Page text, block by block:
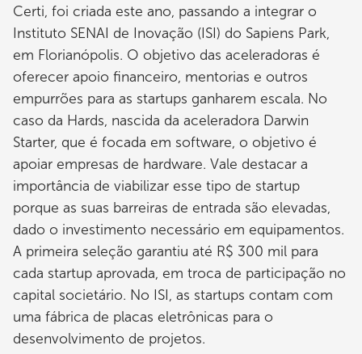
Certi, foi criada este ano, passando a integrar o
Instituto SENAI de Inovação (ISI) do Sapiens Park,
em Florianópolis. O objetivo das aceleradoras é
oferecer apoio financeiro, mentorias e outros
empurrões para as startups ganharem escala. No
caso da Hards, nascida da aceleradora Darwin
Starter, que é focada em software, o objetivo é
apoiar empresas de hardware. Vale destacar a
importância de viabilizar esse tipo de startup
porque as suas barreiras de entrada são elevadas,
dado o investimento necessário em equipamentos.
A primeira seleção garantiu até R$ 300 mil para
cada startup aprovada, em troca de participação no
capital societário. No ISI, as startups contam com
uma fábrica de placas eletrônicas para o
desenvolvimento de projetos.